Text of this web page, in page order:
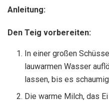
Anleitung:
Den Teig vorbereiten:
In einer großen
lauwarmen Wasser
lassen, bis es
Die warme Milch, das